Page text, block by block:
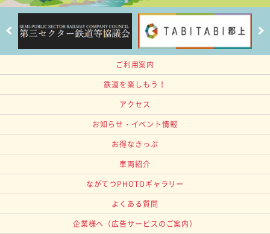
ご利用案内
鉄道を楽しもう！
アクセス
お知らせ・イベント情報
お得なきっぷ
車両紹介
ながてつPHOTOギャラリー
よくある質問
企業様へ （広告サービスのご案内）